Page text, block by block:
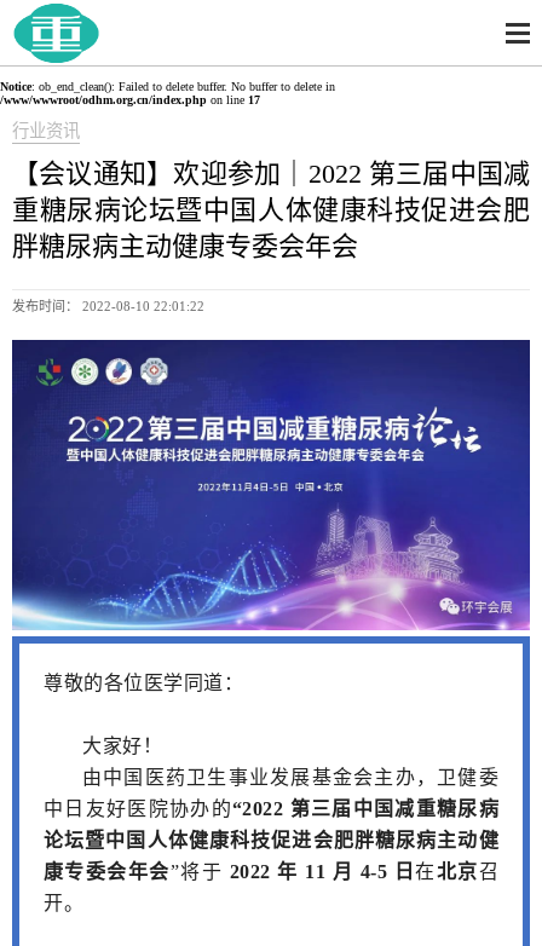
Notice: ob_end_clean(): Failed to delete buffer. No buffer to delete in
/www/wwwroot/odhm.org.cn/index.php on line 17
行业资讯
【会议通知】欢迎参加｜2022 第三届中国减
重糖尿病论坛暨中国人体健康科技促进会肥
胖糖尿病主动健康专委会年会
发布时间： 2022-08-10 22:01:22
尊敬的各位医学同道：
大家好！
由中国医药卫生事业发展基金会主办，卫健委
中日友好医院协办的“2022 第三届中国减重糖尿病
论坛暨中国人体健康科技促进会肥胖糖尿病主动健
康专委会年会”将于 2022 年 11 月 4-5 日在北京召
开。